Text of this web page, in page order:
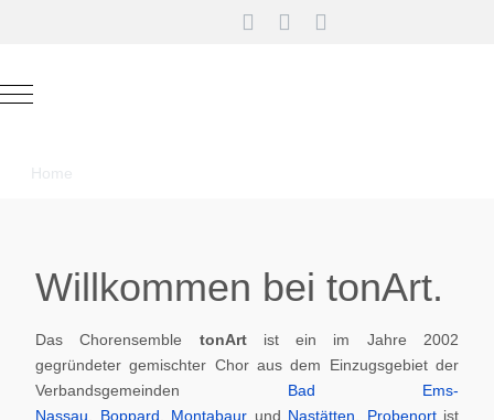
Mobile Menu Toggle
Home
Willkommen bei tonArt.
Das Chorensemble tonArt ist ein im Jahre 2002
gegründeter gemischter Chor aus dem Einzugsgebiet der
Verbandsgemeinden Bad Ems-
Nassau
Boppard Montabaur und Nastätten Probenortist